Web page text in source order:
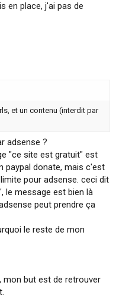
en place, j'ai pas de
et un contenu (interdit par
adsense ?
"ce site est gratuit" est
paypal donate, mais c'est
pour adsense. ceci dit
le message est bien là
peut prendre ça
le reste de mon
but est de retrouver